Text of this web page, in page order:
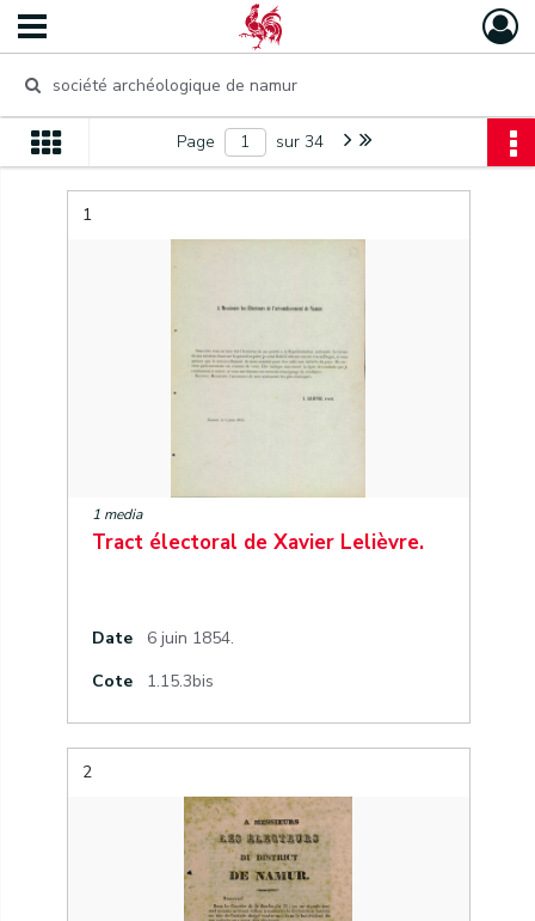
Page sur 34
1
1 media
Tract électoral de Xavier Lelièvre.
Date
6 juin 1854.
Cote
1.15.3bis
2